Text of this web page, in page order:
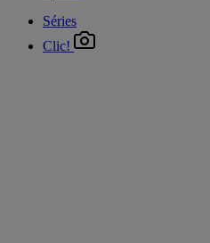
Séries
Clic!